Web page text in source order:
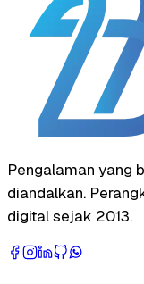
Pengalaman yang
diandalkan.
digital sejak 2013.